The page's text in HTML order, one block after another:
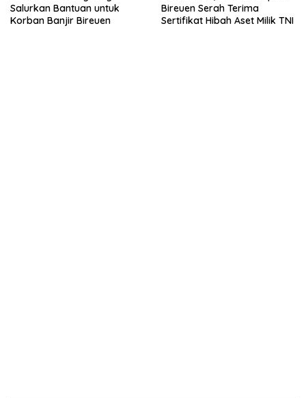
Salurkan Bantuan untuk
Korban Banjir Bireuen
Bireuen Serah Terima
Sertifikat Hibah Aset Milik TNI